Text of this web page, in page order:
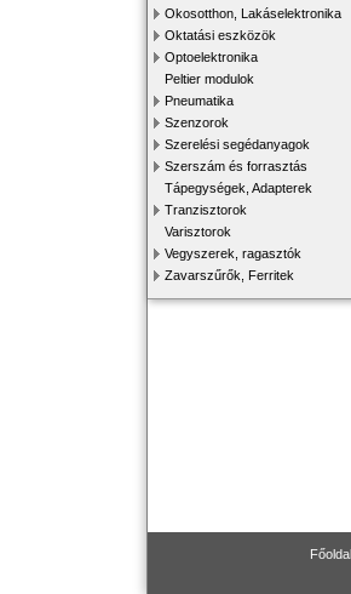
Okosotthon, Lakáselektronika
Oktatási eszközök
Optoelektronika
Peltier modulok
Pneumatika
Szenzorok
Szerelési segédanyagok
Szerszám és forrasztás
Tápegységek, Adapterek
Tranzisztorok
Varisztorok
Vegyszerek, ragasztók
Zavarszűrők, Ferritek
Főoldal